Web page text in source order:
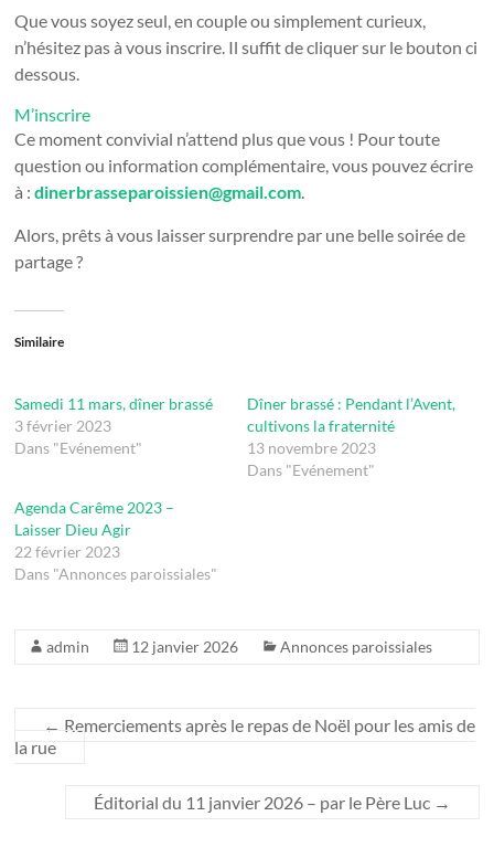
Que vous soyez seul, en couple ou simplement curieux,
n’hésitez pas à vous inscrire. Il suffit de cliquer sur le bouton ci
dessous.
M’inscrire
Ce moment convivial n’attend plus que vous ! Pour toute
question ou information complémentaire, vous pouvez écrire
à :dinerbrasseparoissien@gmail.com.
Alors, prêts à vous laisser surprendre par une belle soirée de
partage ?
Similaire
Samedi 11 mars, dîner brassé
3 février 2023
Dans "Evénement"
Dîner brassé : Pendant l’Avent,
cultivons la fraternité
13 novembre 2023
Dans "Evénement"
Agenda Carême 2023 –
Laisser Dieu Agir
22 février 2023
Dans "Annonces paroissiales"
admin 12 janvier 2026 Annonces paroissiales
← Remerciements après le repas de Noël pour les amis de
la rue
Éditorial du 11 janvier 2026 – par le Père Luc →